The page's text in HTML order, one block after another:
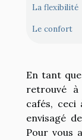
La flexibilité
Le confort
En tant
retrouvé
cafés, ceci
envisagé
Pour vous